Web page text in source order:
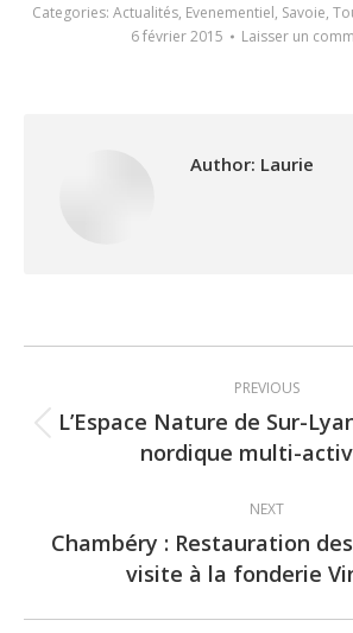
Categories: Actualités, Evenementiel, Savoie,
6 février 2015
Laisser un
Author: Laurie
navigation
PREVIOUS
Previous
post:
L’Espace Nature de Sur-
nordique multi-
NEXT
Next
post:
Chambéry : Restauration
visite à la fonderie